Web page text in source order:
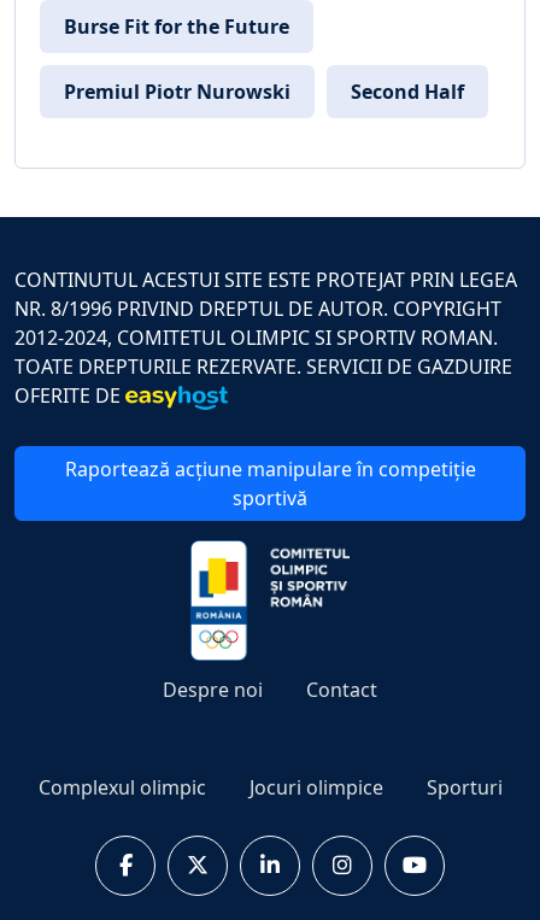
Burse Fit for the Future
Premiul Piotr Nurowski Second Half
CONTINUTUL ACESTUI SITE ESTE PROTEJAT PRIN LEGEA
NR. 8/1996 PRIVIND DREPTUL DE AUTOR. COPYRIGHT
2012-2024, COMITETUL OLIMPIC SI SPORTIV ROMAN.
TOATE DREPTURILE REZERVATE. SERVICII DE GAZDUIRE
OFERITE DE
Raportează acțiune manipulare în competiție
sportivă
Despre noi Contact
Complexul olimpic Jocuri olimpice Sporturi